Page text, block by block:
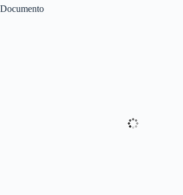
Documento